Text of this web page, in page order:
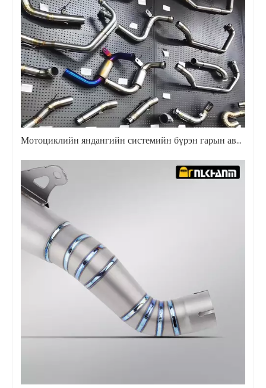
Мотоциклийн яндангийн системийн бүрэн гарын авлага